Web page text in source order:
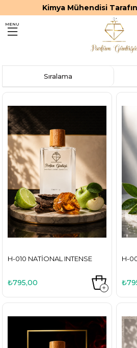
Premium ve Kalıcı
MENU
Sıralama
H-010 NATIONAL INTENSE
₺795,00
H-